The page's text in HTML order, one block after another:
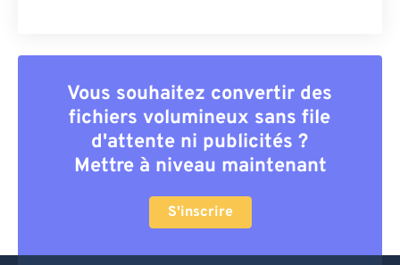
Vous souhaitez convertir des
fichiers volumineux sans file
d'attente ni publicités ?
Mettre à niveau maintenant
S'inscrire